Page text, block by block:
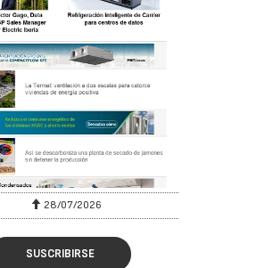
28/07/2026
SUSCRIBIRSE